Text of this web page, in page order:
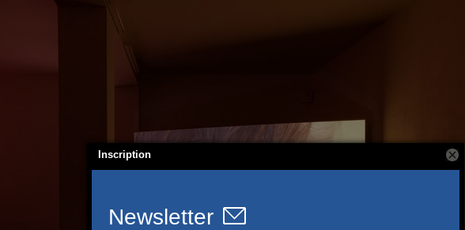
Inscription